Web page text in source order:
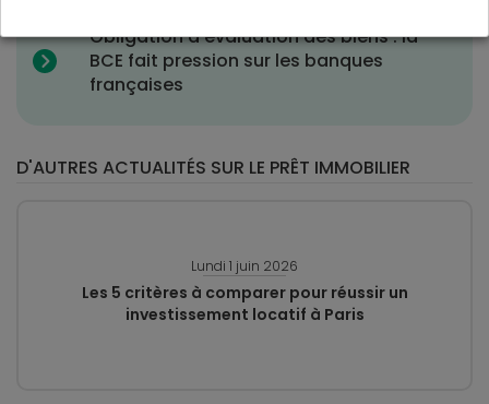
Obligation d’évaluation des biens : la
BCE fait pression sur les banques
françaises
D'AUTRES ACTUALITÉS SUR LE PRÊT IMMOBILIER
Lundi 1 juin 2026
Les 5 critères à comparer pour réussir un
investissement locatif à Paris